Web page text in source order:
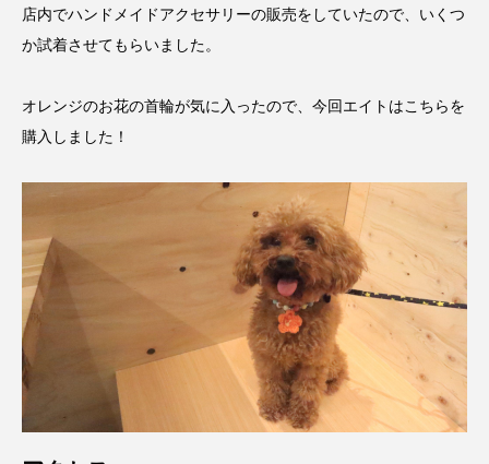
店内でハンドメイドアクセサリーの販売をしていたので、いくつ
か試着させてもらいました。
オレンジのお花の首輪が気に入ったので、今回エイトはこちらを
購入しました！